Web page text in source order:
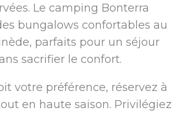
Le camping Bonterra
bungalows confortables au
parfaits pour un séjour
sacrifier le confort.
votre préférence, réservez à
en haute saison. Privilégiez